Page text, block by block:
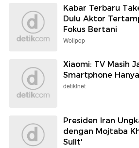
Kabar Terbaru
Dulu Aktor
Fokus Bertani
Wolipop
Xiaomi: TV Masih
Smartphone
detikInet
Presiden Iran
dengan Mojtaba
Sulit'